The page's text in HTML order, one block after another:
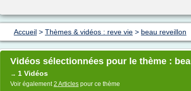
Accueil > Thèmes & vidéos : reve vie > beau reveillon
Vidéos sélectionnées pour le thème :
→ 1 Vidéos
Voir également2 Articles pour ce thème